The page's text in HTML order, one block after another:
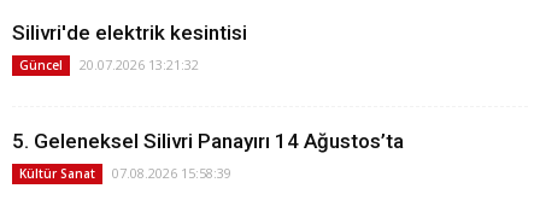
Silivri'de elektrik kesintisi
Güncel 20.07.2026 13:21:32
5. Geleneksel Silivri Panayırı 14 Ağustos’ta
Kültür Sanat 07.08.2026 15:58:39